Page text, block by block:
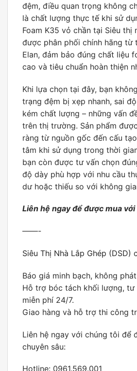
đệm, điều quan trọng không
là chất lượng thực tế khi sử
Foam K35 vỏ chần tại Siêu thị
được phân phối chính hãng từ
Elan, đảm bảo đúng chất liệu
cao và tiêu chuẩn hoàn thiện
Khi lựa chọn tại đây, bạn
trạng đệm bị xẹp nhanh, sai
kém chất lượng – những vấn
trên thị trường. Sản phẩm
ràng từ nguồn gốc đến cấu
tâm khi sử dụng trong thời
bạn còn được tư vấn chọn
độ dày phù hợp với nhu cầu
dư hoặc thiếu so với không
Liên hệ ngay để được mua
——-
Siêu Thị Nhà Lắp Ghép (DSD)
Báo giá minh bạch, không
Hỗ trợ bóc tách khối lượng, tư
miễn phí 24/7.
Giao hàng và hỗ trợ thi công
Liên hệ ngay với chúng tôi để
chuyên sâu:
Hotline: 0961.569.001